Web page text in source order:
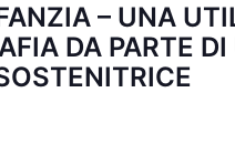
– UNA
DA PARTE